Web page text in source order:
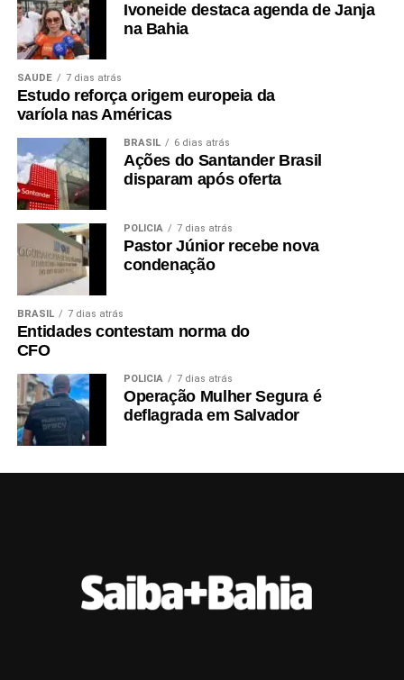
Ivoneide destaca agenda de Janja
na Bahia
SAÚDE 7 dias atrás
Estudo reforça origem europeia da
varíola nas Américas
BRASIL 6 dias atrás
Ações do Santander Brasil
disparam após oferta
POLÍCIA 7 dias atrás
Pastor Júnior recebe nova
condenação
BRASIL 7 dias atrás
Entidades contestam norma do
CFO
POLÍCIA 7 dias atrás
Operação Mulher Segura é
deflagrada em Salvador